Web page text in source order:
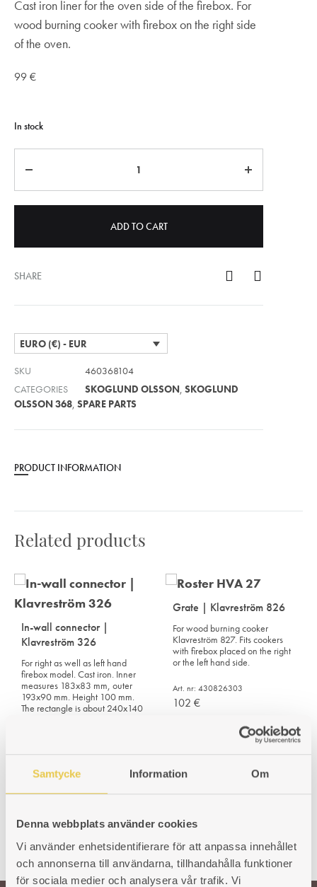
Samtycke Information Om
Denna webbplats använder cookies
Vi använder enhetsidentifierare för att anpassa innehållet
och annonserna till användarna, tillhandahålla funktioner
för sociala medier och analysera vår trafik. Vi
Cast iron liner for the oven side of the firebox. For
wood burning cooker with firebox on the right side
of the oven.
99€
In stock
ADD TO CART
SHARE
EURO (€) - EUR
SKU
460368104
CATEGORIES
SKOGLUND OLSSON SKOGLUND
OLSSON 368 SPARE PARTS
PRODUCT INFORMATION
Related products
In-wall connector |
Klavreström 326
For right as well as left hand
firebox model. Cast iron. Inner
measures 183x83 mm, outer
193x90 mm. Height 100 mm.
The rectangle is about 240x140
130€
Grate | Klavreström 826
For wood burning cooker
Klavreström 827. Fits cookers
with firebox placed on the right
or the left hand side.
Art. nr: 430826303
102 €